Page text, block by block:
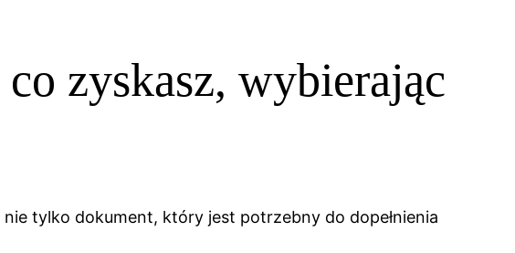
co zyskasz, wybierając
tylko dokument, który jest potrzebny do dopełnienia